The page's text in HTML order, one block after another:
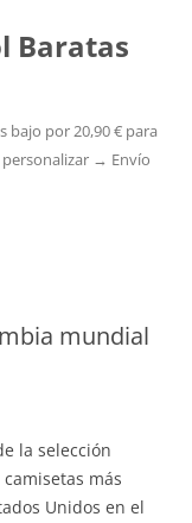
Baratas
bajo por 20,90 € para
→ Envío
mundial
la selección
más
Unidos en el